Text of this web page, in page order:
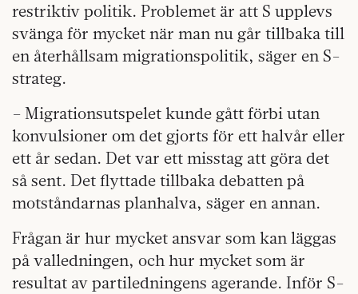
restriktiv politik. Problemet är att S upplevs
svänga för mycket när man nu går tillbaka till
en återhållsam migrationspolitik, säger en S-
strateg.
– Migrationsutspelet kunde gått förbi utan
konvulsioner om det gjorts för ett halvår eller
ett år sedan. Det var ett misstag att göra det
så sent. Det flyttade tillbaka debatten på
motståndarnas planhalva, säger en annan.
Frågan är hur mycket ansvar som kan läggas
på valledningen, och hur mycket som är
resultat av partiledningens agerande. Inför S-